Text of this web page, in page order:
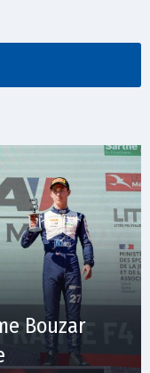
Bouzar